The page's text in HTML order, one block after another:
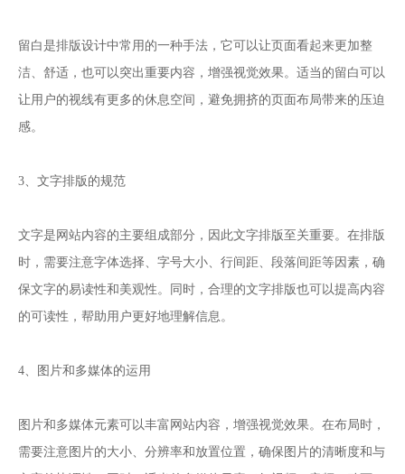
留白是排版设计中常用的一种手法，它可以让页面看起来更加整
洁、舒适，也可以突出重要内容，增强视觉效果。适当的留白可以
让用户的视线有更多的休息空间，避免拥挤的页面布局带来的压迫
感。
3、文字排版的规范
文字是网站内容的主要组成部分，因此文字排版至关重要。在排版
时，需要注意字体选择、字号大小、行间距、段落间距等因素，确
保文字的易读性和美观性。同时，合理的文字排版也可以提高内容
的可读性，帮助用户更好地理解信息。
4、图片和多媒体的运用
图片和多媒体元素可以丰富网站内容，增强视觉效果。在布局时，
需要注意图片的大小、分辨率和放置位置，确保图片的清晰度和与